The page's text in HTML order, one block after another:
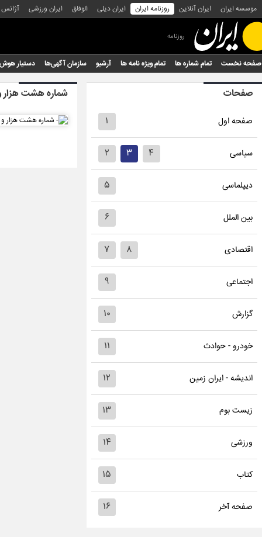
موسسه ایران ایران آنلاین روزنامه ایران ایران دیلی الوفاق ایران ورزشی
روزنامه
صفحه نخست تمام شماره ها تمام ویژه نامه ها آرشیو سازمان آگهی‌ها دستیار
صفحات
صفحه اول ۱
سیاسی ۲ ۳ ۴
دیپلماسی ۵
بین الملل ۶
اقتصادی ۷ ۸
اجتماعی ۹
گزارش ۱۰
خودرو - حوادث ۱۱
اندیشه - ایران زمین ۱۲
زیست بوم ۱۳
ورزشی ۱۴
کتاب ۱۵
صفحه آخر ۱۶
شماره هشت هزار